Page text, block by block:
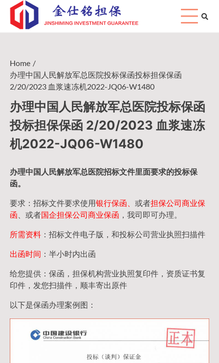
Skip
content
Home
办理中国人民解放军总医院投标保函投标担保保函
2/20/2023 血浆速冻机2022-JQ06-W1480
办理中国人民解放军总医院投标保函
投标担保保函 2/20/2023 血浆速冻
机2022-JQ06-W1480
办理中国人民解放军总医院招标文件里面要求的投标保
函。
要求：招标文件要求使用银行保函、 或者担保公司商业保
函 、或者国企担保公司商业保函 ，我司即可办理。
所需资料 ：招标文件电子版，和投标公司营业执照扫描件
出函时间 ：半小时内出函
给您提供：保函，担保机构营业执照复印件，资质证书复
印件，发您扫描件，顺丰寄出原件
以下是保函办理案例图：